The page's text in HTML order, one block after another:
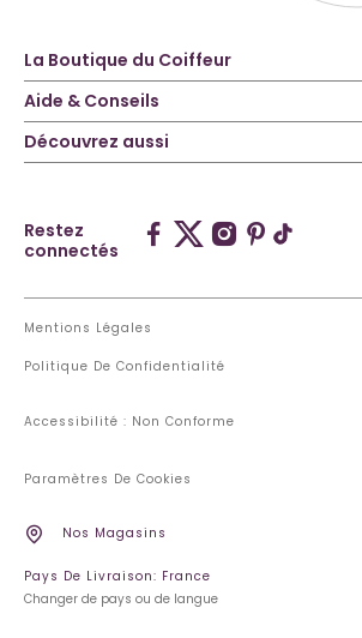
La Boutique du Coiffeur
Aide & Conseils
Découvrez aussi
Restez
connectés
Mentions Légales
Politique De Confidentialité
Accessibilité : Non Conforme
Paramètres De Cookies
Nos Magasins
Pays De Livraison: France
Changer de pays ou de langue